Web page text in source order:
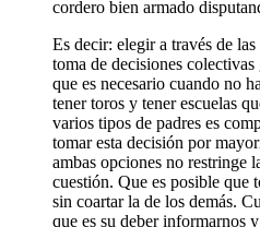
cordero bien armado
Es decir: elegir a través de
toma de decisiones
que es necesario cuando no
tener toros y tener escuelas
varios tipos de padres es
tomar esta decisión por
ambas opciones no restringe
cuestión. Que es posible que
sin coartar la de los demás.
que es su deber informarnos